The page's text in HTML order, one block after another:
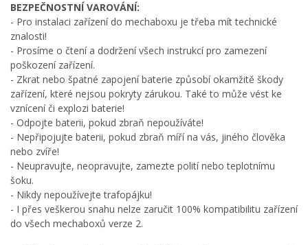
BEZPEČNOSTNÍ VAROVÁNÍ:
- Pro instalaci zařízení do mechaboxu je třeba mít technické
znalosti!
- Prosíme o čtení a dodržení všech instrukcí pro zamezení
poškození zařízení.
- Zkrat nebo špatné zapojení baterie způsobí okamžitě škody
zařízení, které nejsou pokryty zárukou. Také to může vést ke
vznícení či explozi baterie!
- Odpojte baterii, pokud zbraň nepoužíváte!
- Nepřipojujte baterii, pokud zbraň míří na vás, jiného člověka
nebo zvíře!
- Neupravujte, neopravujte, zamezte polití nebo teplotnímu
šoku.
- Nikdy nepoužívejte trafopájku!
- I přes veškerou snahu nelze zaručit 100% kompatibilitu zařízení
do všech mechaboxů verze 2.